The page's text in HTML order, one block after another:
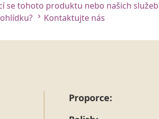
se tohoto produktu nebo našich
Kontaktujte nás
Proporce: